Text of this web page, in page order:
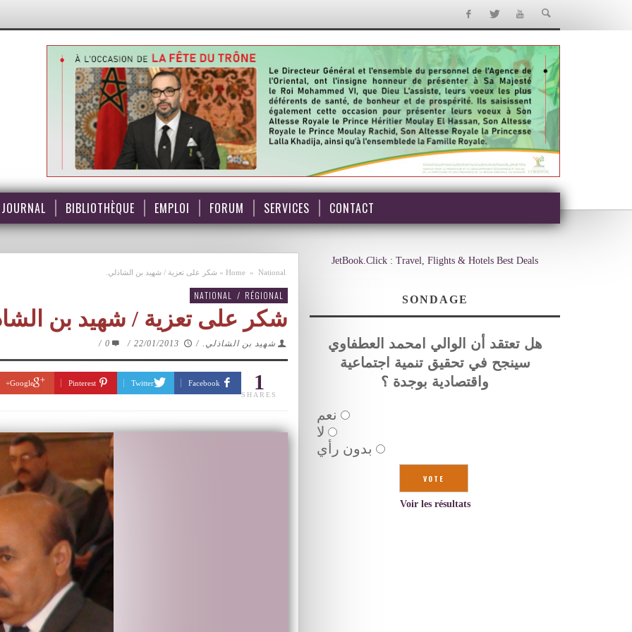
JOURNAL BIBLIOTHÈQUE EMPLOI FORUM SERVICES CONTACT
Home » National
» شكر على تعزية / شهيد بن الشاذلي.
NATIONAL / RÉGIONAL
شكر على تعزية / شهيد بن
شهيد بن الشاذلي. /
22/01/2013
/
0
/
1
SHARES
Facebook
Twitter
Pinterest
Google+
JetBook.Click : Travel, Flights & Hotels Best Deals
SONDAGE
هل تعتقد أن الوالي امحمد العطفاوي
سينجح في تحقيق تنمية اجتماعية
واقتصادية بوجدة ؟
نعم
لا
بدون رأي
Voir les résultats